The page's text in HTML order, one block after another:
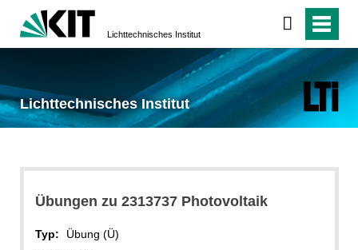
Lichttechnisches Institut
Lichttechnisches Institut
Übungen zu 2313737 Photovoltaik
Typ:
Übung (Ü)